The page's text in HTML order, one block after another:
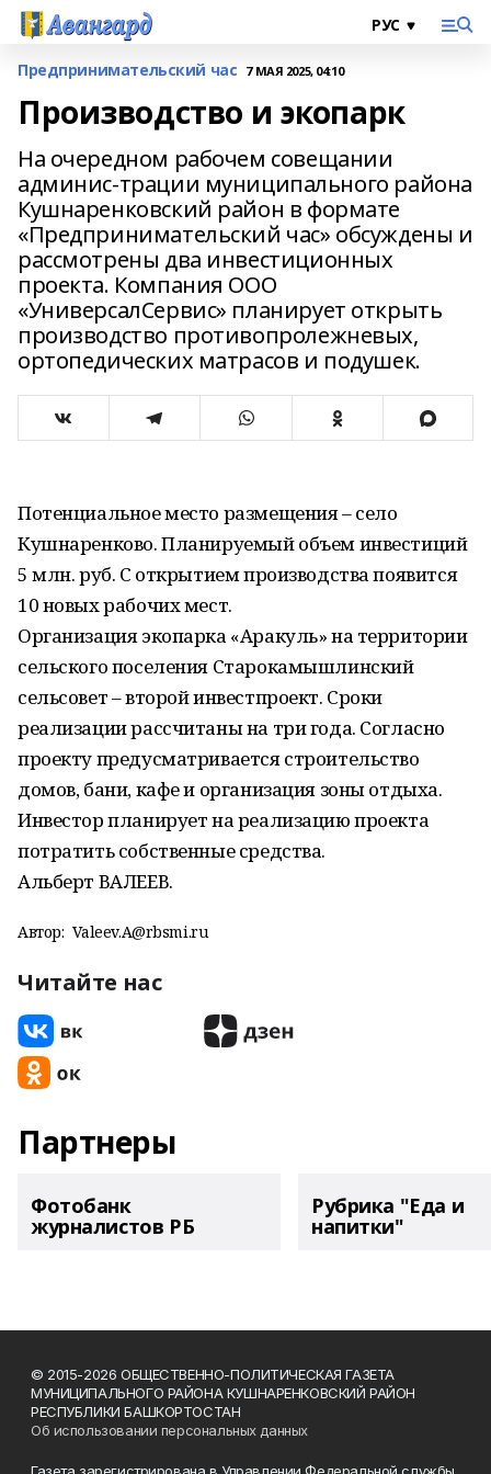
Предпринимательский час 7 МАЯ 2025, 04:10
Производство и экопарк
На очередном рабочем совещании
админис-трации муниципального района
Кушнаренковский район в формате
«Предпринимательский час» обсуждены и
рассмотрены два инвестиционных
проекта. Компания ООО
«УниверсалСервис» планирует открыть
производство противопролежневых,
ортопедических матрасов и подушек.
Потенциальное место размещения – село
Кушнаренково. Планируемый объем инвестиций
5 млн. руб. С открытием производства появится
10 новых рабочих мест.
Организация экопарка «Аракуль» на территории
сельского поселения Старокамышлинский
сельсовет – второй инвестпроект. Сроки
реализации рассчитаны на три года. Согласно
проекту предусматривается строительство
домов, бани, кафе и организация зоны отдыха.
Инвестор планирует на реализацию проекта
потратить собственные средства.
Альберт ВАЛЕЕВ.
Автор: Valeev.A@rbsmi.ru
Читайте нас
Партнеры
Фотобанк
журналистов РБ
Рубрика "Еда и
напитки"
© 2015-2026 ОБЩЕСТВЕННО-ПОЛИТИЧЕСКАЯ ГАЗЕТА
МУНИЦИПАЛЬНОГО РАЙОНА КУШНАРЕНКОВСКИЙ РАЙОН
РЕСПУБЛИКИ БАШКОРТОСТАН
Об использовании персональных данных